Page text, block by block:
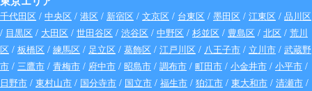
千代田区 / 中央区 / 港区 / 新宿区 / 文京区 / 台東区 / 墨田区 / 江東区 / 品川区
/ 目黒区 / 大田区 / 世田谷区 / 渋谷区 / 中野区 / 杉並区 / 豊島区 / 北区 / 荒川
区 / 板橋区 / 練馬区 / 足立区 / 葛飾区 / 江戸川区 / 八王子市 / 立川市 / 武蔵野
市 / 三鷹市 / 青梅市 / 府中市 / 昭島市 / 調布市 / 町田市 / 小金井市 / 小平市 /
日野市 / 東村山市 / 国分寺市 / 国立市 / 福生市 / 狛江市 / 東大和市 / 清瀬市 /